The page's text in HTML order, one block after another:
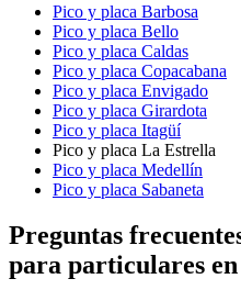
Pico y placa Barbosa
Pico y placa Bello
Pico y placa Caldas
Pico y placa Copacabana
Pico y placa Envigado
Pico y placa Girardota
Pico y placa Itagüí
Pico y placa La Estrella
Pico y placa Medellín
Pico y placa Sabaneta
Preguntas
para particulares